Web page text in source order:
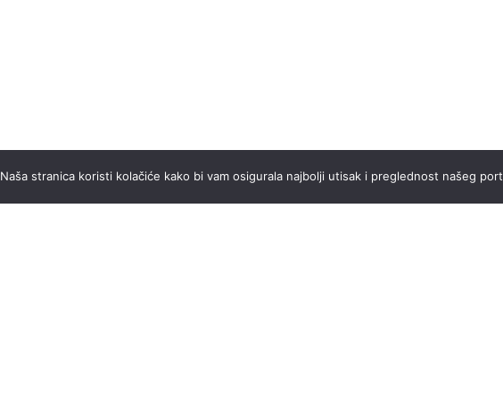
Naša stranica koristi kolačiće kako bi vam osigurala najbolji utisak i preglednost našeg